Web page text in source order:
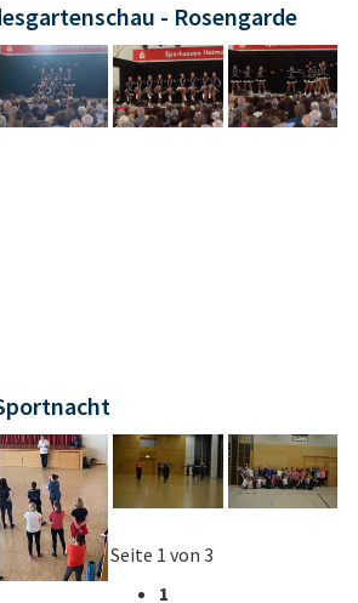
- Rosengarde
Seite 1 von 3
1